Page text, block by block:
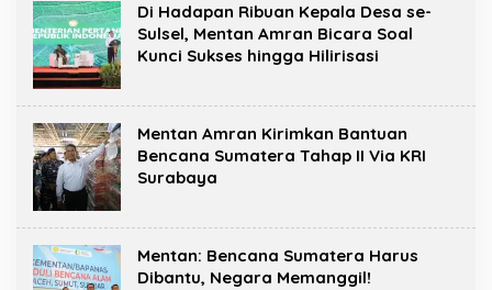
Di Hadapan Ribuan Kepala Desa se-
Sulsel, Mentan Amran Bicara Soal
Kunci Sukses hingga Hilirisasi
Mentan Amran Kirimkan Bantuan
Bencana Sumatera Tahap II Via KRI
Surabaya
Mentan: Bencana Sumatera Harus
Dibantu, Negara Memanggil!